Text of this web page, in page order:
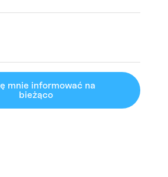
mnie informować na
bieżąco